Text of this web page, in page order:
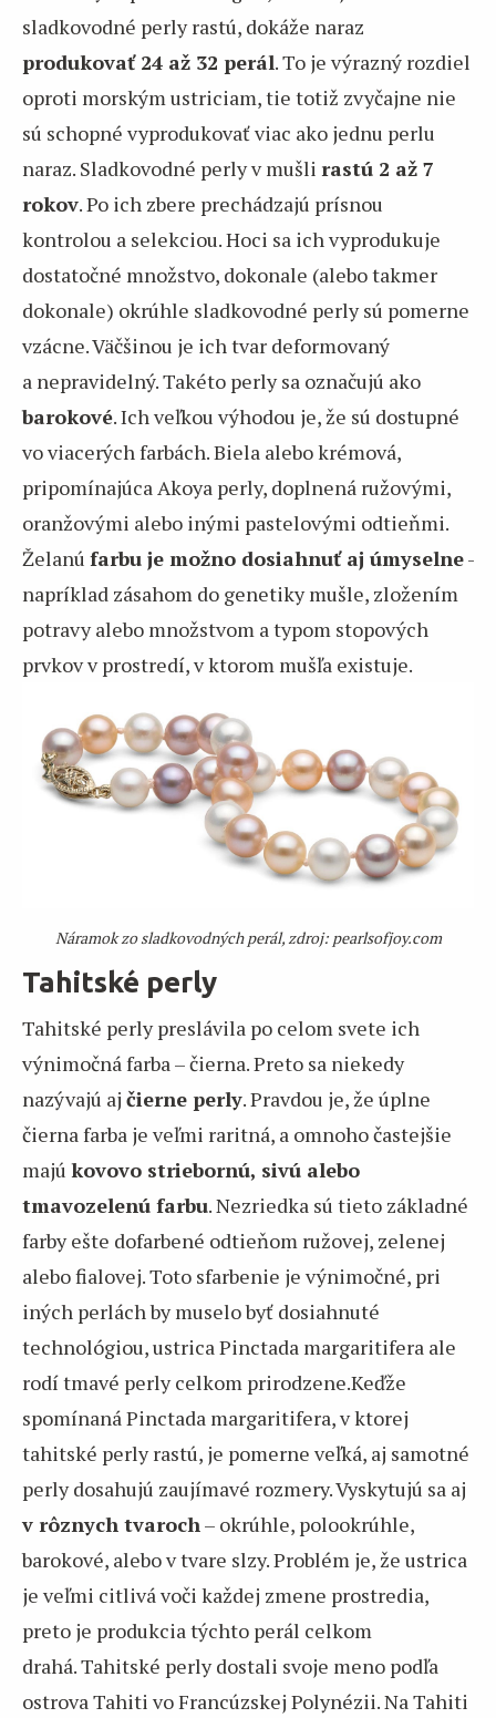
sladkovodné perly rastú, dokáže naraz
produkovať 24 až 32 perál. To je výrazný rozdiel
oproti morským ustriciam, tie totiž zvyčajne nie
sú schopné vyprodukovať viac ako jednu perlu
naraz. Sladkovodné perly v mušli rastú 2 až 7
rokov. Po ich zbere prechádzajú prísnou
kontrolou a selekciou. Hoci sa ich vyprodukuje
dostatočné množstvo, dokonale (alebo takmer
dokonale) okrúhle sladkovodné perly sú pomerne
vzácne. Väčšinou je ich tvar deformovaný
a nepravidelný. Takéto perly sa označujú ako
barokové. Ich veľkou výhodou je, že sú dostupné
vo viacerých farbách. Biela alebo krémová,
pripomínajúca Akoya perly, doplnená ružovými,
oranžovými alebo inými pastelovými odtieňmi.
Želanú farbu je možno dosiahnuť aj úmyselne-
napríklad zásahom do genetiky mušle, zložením
potravy alebo množstvom a typom stopových
prvkov v prostredí, v ktorom mušľa existuje.
Náramok zo sladkovodných perál, zdroj: pearlsofjoy.com
Tahitské perly
Tahitské perly preslávila po celom svete ich
výnimočná farba – čierna. Preto sa niekedy
nazývajú aj čierne perly. Pravdou je, že úplne
čierna farba je veľmi raritná, a omnoho častejšie
majú kovovo striebornú, sivú alebo
tmavozelenú farbu. Nezriedka sú tieto základné
farby ešte dofarbené odtieňom ružovej, zelenej
alebo fialovej. Toto sfarbenie je výnimočné, pri
iných perlách by muselo byť dosiahnuté
technológiou, ustrica Pinctada margaritifera ale
rodí tmavé perly celkom prirodzene.Keďže
spomínaná Pinctada margaritifera, v ktorej
tahitské perly rastú, je pomerne veľká, aj samotné
perly dosahujú zaujímavé rozmery. Vyskytujú sa aj
v rôznych tvaroch – okrúhle, polookrúhle,
barokové, alebo v tvare slzy. Problém je, že ustrica
je veľmi citlivá voči každej zmene prostredia,
preto je produkcia týchto perál celkom
drahá. Tahitské perly dostali svoje meno podľa
ostrova Tahiti vo Francúzskej Polynézii. Na Tahiti